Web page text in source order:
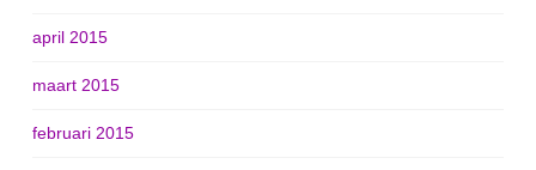
april 2015
maart 2015
februari 2015